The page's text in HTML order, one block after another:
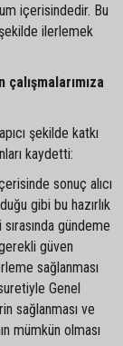
içerisindedir. Bu
ilerlemek
şekilde katkı
kaydetti:
sonuç alıcı
gibi bu hazırlık
gündeme
güven
sağlanması
Genel
sağlanması ve
mümkün olması